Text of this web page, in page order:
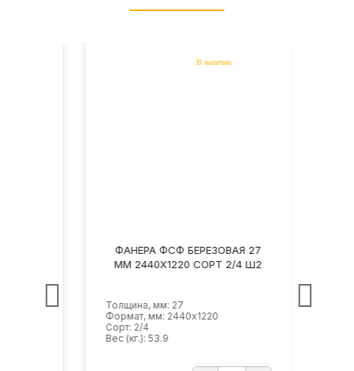
ФАНЕРА ФСФ БЕРЕЗОВАЯ 27
ММ 2440Х1220 СОРТ 2/4 Ш2
Толщина, мм: 27
Формат, мм: 2440х1220
Сорт: 2/4
Вес (кг.): 53.9